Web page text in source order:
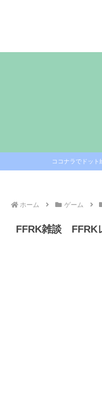
ココナラでドット
ホーム ゲーム
FFRK雑談 FFRK